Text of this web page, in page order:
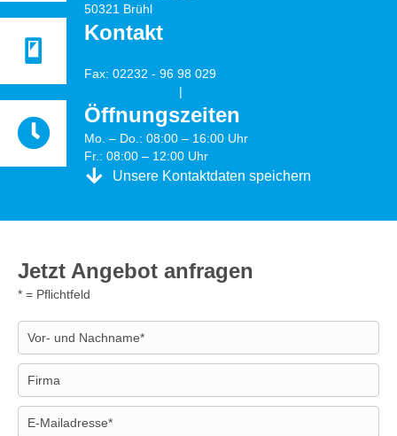
50321 Brühl
Kontakt
Fax: 02232 - 96 98 029
|
Öffnungs­zeiten
Mo. – Do.: 08:00 – 16:00 Uhr
Fr.: 08:00 – 12:00 Uhr
Unsere Kontaktdaten speichern
Jetzt Angebot anfragen
* = Pflichtfeld